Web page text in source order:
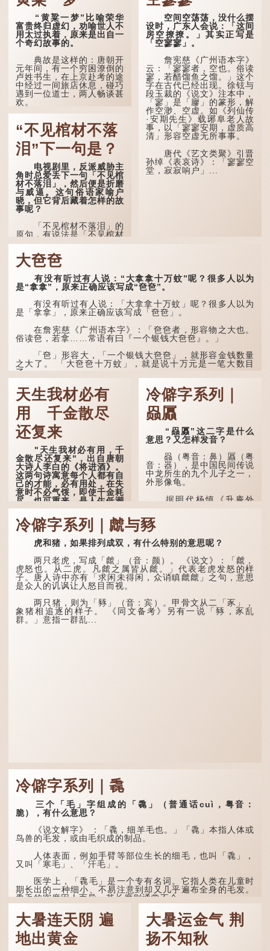
孔子在《论语·子罕》
也说：「知者不惑，仁者不
忧，勇者不惧。」「知」与
智慧的「智」相通，四十岁
的男人应已累积足够智慧，
不再对自己的人生感到困
惑、忧虑与恐惧。
到了五十岁，...
十岁进行冠礼，冠礼完成后
便是成人，但由于未达壮
年，所以又称「弱冠」。
《礼记·曲礼》明确记载：
「人生十年曰幼，学；二十
曰弱，冠；三十曰壮，有
室。」这说明三十岁...
“黄粱一梦”比喻荣华
富贵终归虚幻，劝喻世人不
用太过执着，原来是出自一
个奇幻故事的。
典故是这样的：唐朝开
元年间，有一个穷困潦倒的
卢姓书生，在上京赴考的途
中经过一间旅店休息，碰巧
遇到一位道士，两人畅谈甚
欢。
自己虽贵为读书人，但一直
未能考取功名，仍然贫困，
感到十分落泊。于是，道士
拿出一个青瓷枕头，让卢姓
书生睡一睡，便能满足他希
望得到荣华富贵的愿望。
这时，...
“不见棺材不落
泪”下一句是？
电视剧里，反派威胁主
角时总爱丢下一句「不见棺
材不落泪」，然后便是折磨
与威逼。这句俗语家喻户
晓，但它背后藏着怎样的故
事呢？
「不见棺材不落泪」的
原句，有说法是「不见棺材
不下泪」或「不见亲棺不下
泪」，出自明朝兰陵笑笑生
所著的《金瓶梅词话》第九
十八回。原意是指人未亲眼
见到亲人棺木，便不会真正
感到悲伤；后来引申为比喻
人执迷不悟，不到彻底失
败，便不肯罢休。
许多人对这上半句耳熟
能详，但它其实还有下半句
——「不到黄河心不死」...
空间空荡荡，没什么摆
设时，广东人会说：「这间
房空撩撩。」其实正写是
「空寥寥」。
詹宪慈《广州语本字》
云：「寥寥者，空也。俗读
寥，若醋馏鱼之馏。」这个
字在古代已经出现。徐铉与
段玉裁的《说文》注本中，
「寥」是「廫」的篆形，解
作空渺、空虚。如《列仙传
·安期先生》载琊阜老人故
事，以「寥寥安期，虚质高
清」形容空虚无所事事。
唐代《艺文类聚》引晋
孙绰《表哀诗》：「寥寥空
堂，寂寂响户」...
大夿夿
有没有听过有人说：“大拿拿十万蚊”呢？很多人以为
是“拿拿”，原来正确应该写成“夿夿”。
有没有听过有人说：「大拿拿十万蚊」呢？很多人以为
是「拿拿」，原来正确应该写成「夿夿」。
在詹宪慈《广州语本字》：「夿夿者，形容物之大也。
俗读夿，若拿……常语有曰『一个银钱大夿夿』。」
「夿」形​​容大，「一个银钱大夿夿」，就形容金钱数量
之大了。 「大夿夿十万蚊」，就是说十万元是一笔大数目
了。...
天生我材必有
用 千金散尽
还复来
"天生我材必有用，千
金散尽还复来"，出自唐朝
大诗人李白的《将进酒》。
这两句诗寓意每个人都有自
己的才能，必有用处，在失
意时不必气馁，即使千金耗
尽，也可重来，是人生低潮
时激励向上的名句。
原诗写道："人生得意
须尽欢，莫使金樽空对月。
天生我材必有用，千金散尽
会须一饮三百杯。" 意思是
说：上天给了我才能，必然
有用到的地方；即使千金散
去，也终会重新得到。
李白作此诗时，大约是
天宝十一年。当时他已被唐
玄宗赐金放还约八年，这期
冷僻字系列｜
赑屭
“赑屭”这二字是什么
意思？又怎样发音？
赑（粤音：鼻）屭（粤
音：器），是中国民间传说
中龙所生的九个儿子之一，
外形像龟。
据明代杨慎《升庵外
排列为：赑屭、螭吻、蒲
牢、狴犴、饕餮、蚣蝮、睚
眦、狻猊、椒图（此为其中
一种说法）。
龙九子外形与能力各有
不同，其中，赑屭原形像
龟，因为能负重，多作为碑
座，有“碑下...
冷僻字系列｜虤与豩
虎和猪，如果排列成双，有什么特别的意思呢？
两只老虎，写成「虤」（音：颜）。 《说文》：「虤，
虎怒也。从二虎。凡虤之属皆从虤。」代表老虎发怒的样
子。唐人诗中亦有「求闲未得闲，众诮瞋虤虤」之句，意思
是众人的讥讽让人怒目而视。
两只猪，则为「豩」（音：宾）。甲骨文从二「豕」，
象猪相追逐的样子。 《同文备考》另有一说「豩，豕乱
群。」意指一群乱...
冷僻字系列｜毳
三个「毛」字组成的「毳」（普通话cuì，粤音：
脆），有什么意思？
《说文解字》 ：「毳，细羊毛也。」「毳」本指人体或
鸟兽的毛发，或由毛织成的制品。
人体表面，例如手臂等部位生长的细毛，也叫「毳」，
又叫「寒毛」、「汗毛」。
医学上，「毳毛」是一个专有名词。它指人类在儿童时
期长出的一种细小、不易注意到却又几乎遍布全身的毛发。
毳毛的密度因人而异，其长度则通常不会...
大暑连天阴 遍
地出黄金
大暑运金气 荆
扬不知秋